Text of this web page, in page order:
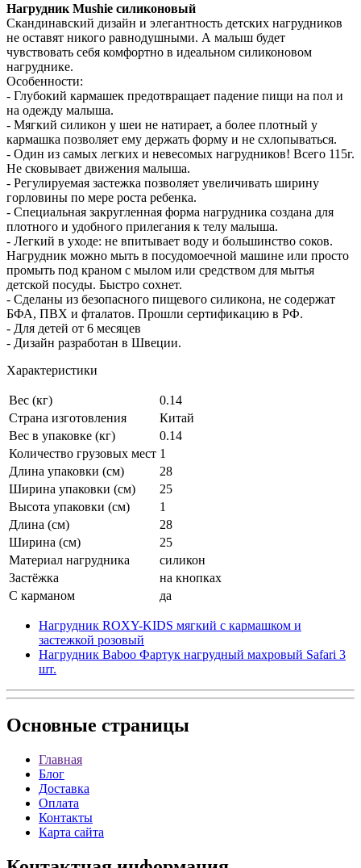
Нагрудник Mushie силиконовый
Скандинавский дизайн и элегантность детских нагрудников
не оставят никого равнодушными. А малыш будет
чувствовать себя комфортно в идеальном силиконовом
нагруднике.
Особенности:
- Глубокий кармашек предотвращает падение пищи на пол и
на одежду малыша.
- Мягкий силикон у шеи не натирает, а более плотный у
кармашка позволяет ему держать форму и не схлопываться.
- Один из самых легких и невесомых нагрудников! Всего 115г.
Не сковывает движения малыша.
- Регулируемая застежка позволяет увеличивать ширину
горловины по мере роста ребенка.
- Специальная закругленная форма нагрудника создана для
плотного и удобного прилегания к телу малыша.
- Легкий в уходе: не впитывает воду и большинство соков.
Нагрудник можно мыть в посудомоечной машине или просто
промыть под краном с мылом или средством для мытья
детской посуды. Быстро сохнет.
- Сделаны из безопасного пищевого силикона, не содержат
БФА, ПВХ и фталатов. Прошли сертификацию в РФ.
- Для детей от 6 месяцев
- Дизайн разработан в Швеции.
Характеристики
Вес (кг)
0.14
Страна изготовления
Китай
Вес в упаковке (кг)
0.14
Количество грузовых мест 1
Длина упаковки (см)
28
Ширина упаковки (см)
25
Высота упаковки (см)
1
Длина (см)
28
Ширина (см)
25
Материал нагрудника
силикон
Застёжка
на кнопках
С карманом
да
Нагрудник ROXY-KIDS мягкий с кармашком и
застежкой розовый
Нагрудник Baboo Фартук нагрудный махровый Safari 3
шт.
Основные страницы
Главная
Блог
Доставка
Оплата
Контакты
Карта сайта